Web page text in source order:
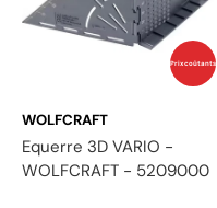
(2 avis)
Prix coûtants
WOLFCRAFT
Equerre 3D VARIO -
WOLFCRAFT - 5209000